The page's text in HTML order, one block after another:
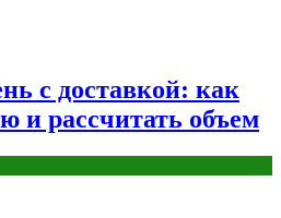
с доставкой: как
и рассчитать объем